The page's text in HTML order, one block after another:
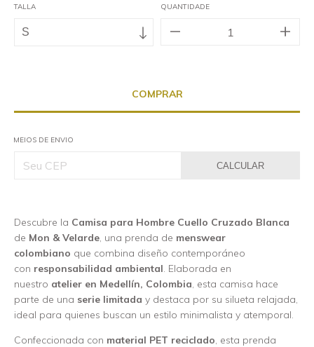
TALLA QUANTIDADE
MEIOS DE ENVIO
CALCULAR
Descubre la Camisa para Hombre Cuello Cruzado Blanca
de Mon & Velarde, una prenda de menswear
colombiano que combina diseño contemporáneo
con responsabilidad ambiental. Elaborada en
nuestro atelier en Medellín, Colombia, esta camisa hace
parte de una serie limitada y destaca por su silueta relajada,
ideal para quienes buscan un estilo minimalista y atemporal.
Confeccionada con material PET reciclado, esta prenda